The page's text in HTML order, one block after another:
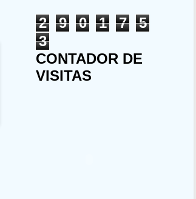
2
9 0 1 7
5
3
CONTADOR DE
VISITAS